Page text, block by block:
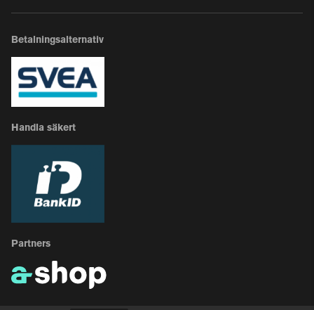
Betalningsalternativ
Handla säkert
Partners